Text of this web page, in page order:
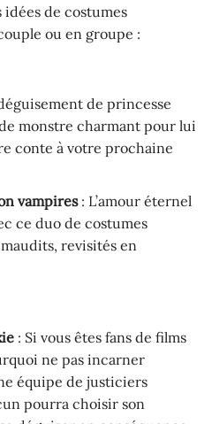
idées de costumes
ou en groupe :
de princesse
monstre charmant pour lui
conte à votre prochaine
vampires: L’amour éternel
ce duo de costumes
revisités en
: Si vous êtes fans de films
ne pas incarner
équipe de justiciers
pourra choisir son